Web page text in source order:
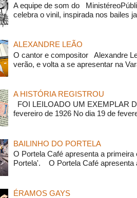
A equipe de som do
celebra o vinil, inspirada nos bailes
ALEXANDRE LEÃO
O cantor e compositor Alexandre
verão, e volta a se apresentar na
A HISTÓRIA REGISTROU
FOI LEILOADO UM EXEMPLAR
fevereiro de 1926 No dia 19 de
BAILINHO DO PORTELA
O Portela Café apresenta a
Portela'. O Portela Café apresenta
ÉRAMOS GAYS